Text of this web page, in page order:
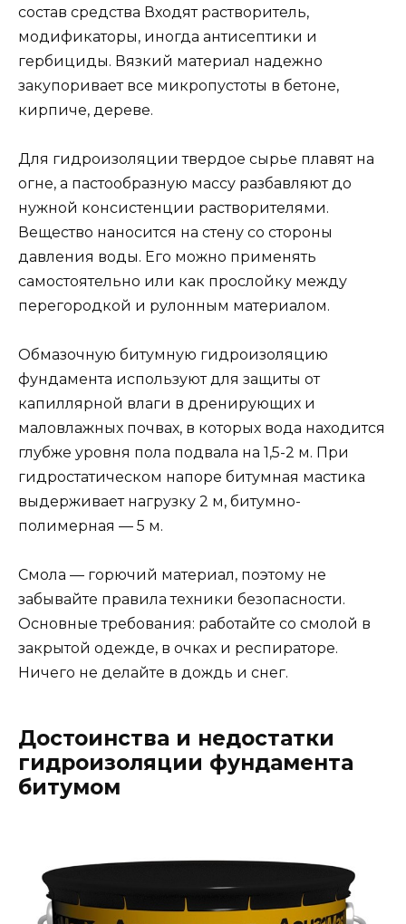
состав средства Входят растворитель,
модификаторы, иногда антисептики и
гербициды. Вязкий материал надежно
закупоривает все микропустоты в бетоне,
кирпиче, дереве.
Для гидроизоляции твердое сырье плавят на
огне, а пастообразную массу разбавляют до
нужной консистенции растворителями.
Вещество наносится на стену со стороны
давления воды. Его можно применять
самостоятельно или как прослойку между
перегородкой и рулонным материалом.
Обмазочную битумную гидроизоляцию
фундамента используют для защиты от
капиллярной влаги в дренирующих и
маловлажных почвах, в которых вода находится
глубже уровня пола подвала на 1,5-2 м. При
гидростатическом напоре битумная мастика
выдерживает нагрузку 2 м, битумно-
полимерная — 5 м.
Смола — горючий материал, поэтому не
забывайте правила техники безопасности.
Основные требования: работайте со смолой в
закрытой одежде, в очках и респираторе.
Ничего не делайте в дождь и снег.
Достоинства и недостатки
гидроизоляции фундамента
битумом